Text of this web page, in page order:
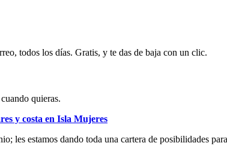
todos los días. Gratis, y te das de baja con un clic.
quieras.
y costa en Isla Mujeres
les estamos dando toda una cartera de posibilidades